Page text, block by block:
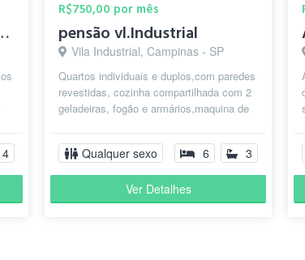
CAMBUI
4
R$750,00 por mês
pensão vl.Industrial
Vila Industrial, Campinas - SP
Quartos individuais e duplos,com paredes
revestidas, cozinha compartilhada com 2
geladeiras, fogão e armários,maquina de
Qualquer sexo 6 3
Ver Detalhes